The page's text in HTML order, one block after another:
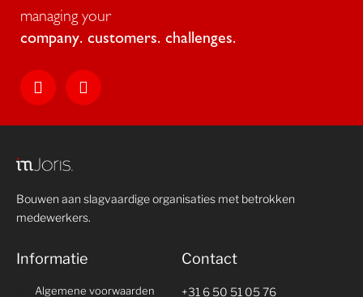
managing your
company. customers. challenges.
Bouwen aan slagvaardige organisaties met betrokken
medewerkers.
Informatie
Algemene voorwaarden
Contact
+31 6 50 51 05 76